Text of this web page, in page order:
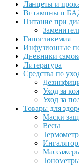
Ланцеты и
Витамины и
Питание при
Гипогликемия
Инфузионные
Дневники
Литература
Средства по
Уход за
Уход за
Товары для
Маски
Весы